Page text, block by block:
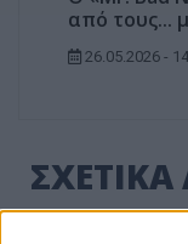
από τους...
26.05.2026 -